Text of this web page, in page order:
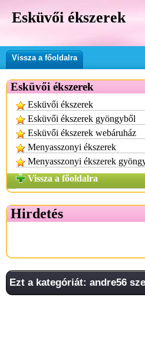
Esküvői ékszerek
Vissza a főoldalra
Esküvői ékszerek
Esküvői ékszerek
Esküvői ékszerek gyöngyből
Esküvői ékszerek webáruház
Menyasszonyi ékszerek
Menyasszonyi ékszerek
Vissza a főoldalra
Hirdetés
Ezt a kategóriát: andre56